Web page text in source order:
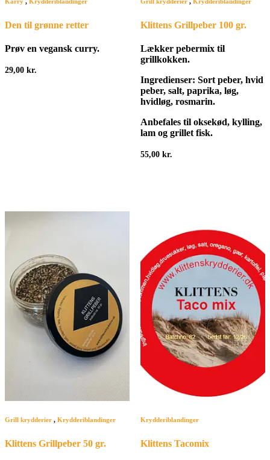
Den til grønne retter
Prøv en vegansk curry.
29,00 kr.
Klittens Grillpeber 100 gr.
Lækker pebermix til
grillkokken.
Ingredienser: Sort peber, hvid
peber, salt, paprika, løg,
hvidløg, rosmarin.
Anbefales til oksekød, kylling,
lam og grillet fisk.
55,00 kr.
Grill krydderier , Krydderiblandinger
Klittens Grillpeber 50 gr.
Krydderiblandinger
Klittens Tacomix